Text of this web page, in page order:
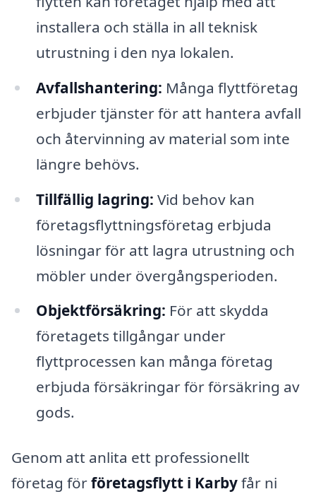
installera och ställa in all teknisk
utrustning i den nya lokalen.
Avfallshantering: Många flyttföretag
erbjuder tjänster för att hantera avfall
och återvinning av material som inte
längre behövs.
Tillfällig lagring: Vid behov kan
företagsflyttningsföretag erbjuda
lösningar för att lagra utrustning och
möbler under övergångsperioden.
Objektförsäkring: För att skydda
företagets tillgångar under
flyttprocessen kan många företag
erbjuda försäkringar för försäkring av
gods.
Genom att anlita ett professionellt
företag förföretagsflytt i Karbyfår ni